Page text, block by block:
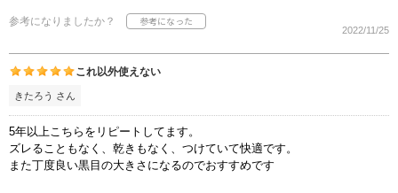
参考になりましたか？
2022/11/25
これ以外使えない
きたろう さん
5年以上こちらをリピートしてます。
ズレることもなく、乾きもなく、つけていて快適です。
また丁度良い黒目の大きさになるのでおすすめです